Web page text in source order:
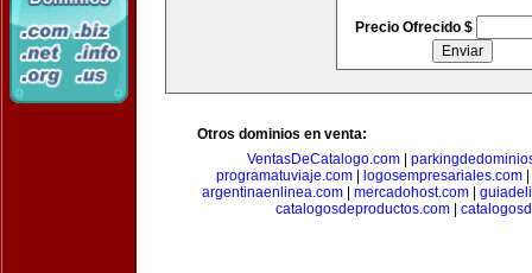
Precio Ofrecido $
Otros dominios en venta:
VentasDeCatalogo.com|
programatuviaje.com| logosempresariales.com|
argentinaenlinea.com| mercadohost.com|
catalogosdeproductos.com